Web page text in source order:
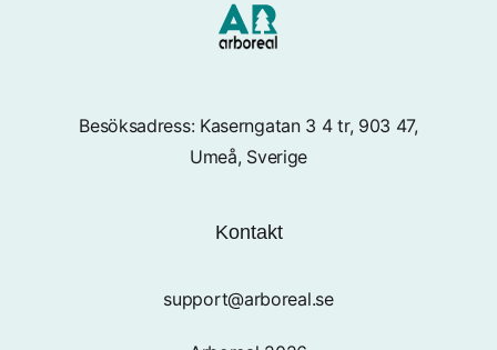
Besöksadress: Kaserngatan 3 4 tr, 903 47,
Umeå, Sverige
Kontakt
support@arboreal.se